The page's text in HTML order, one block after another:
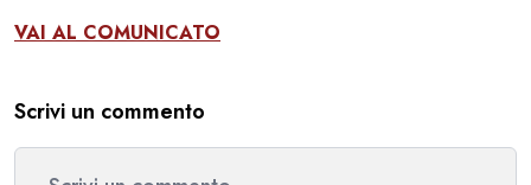
VAI AL COMUNICATO
Scrivi un commento